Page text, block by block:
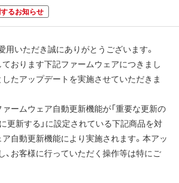
るお知らせ
用いただき誠にありがとうございます。
ております下記ファームウェアにつきまし
したアップデートを実施させていただきま
ームウェア自動更新機能が「重要な更新の
更新する」に設定されている下記商品を対
自動更新機能により実施されます。本アッ
、お客様に行っていただく操作等は特にご